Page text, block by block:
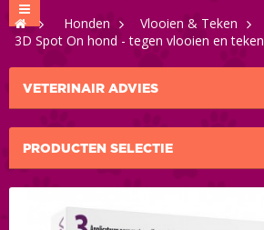
Toggle
navigation
> Honden > Vlooien & Teken >
3D Spot On hond - tegen vlooien en teken
VETERINAIR ADVIES
PRODUCTEN SELECTIE